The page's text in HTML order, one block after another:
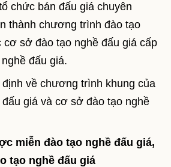
chức bán đấu giá chuyên
thành chương trình đào tạo
sở đào tạo nghề đấu giá cấp
đấu giá.
về chương trình khung của
giá và cơ sở đào tạo nghề
miễn đào tạo nghề đấu giá,
tạo nghề đấu giá